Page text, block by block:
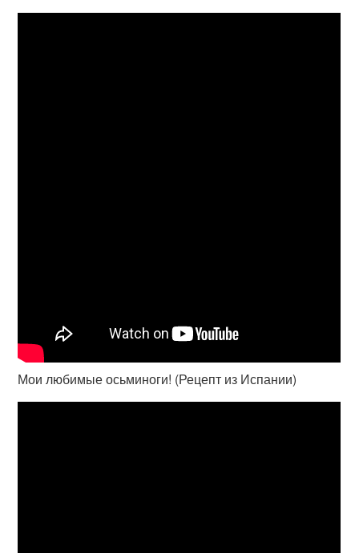
Мои любимые осьминоги! (Рецепт из Испании)